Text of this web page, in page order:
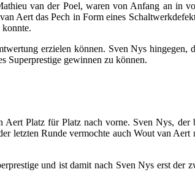
van der Poel, waren von Anfang an in
Aert das Pech in Form eines
konnte.
erzielen können. Sven Nys hingegen,
Superprestige gewinnen zu können.
Platz für Platz nach vorne. Sven Nys,
letzten Runde vermochte auch Wout van
und ist damit nach Sven Nys erst der